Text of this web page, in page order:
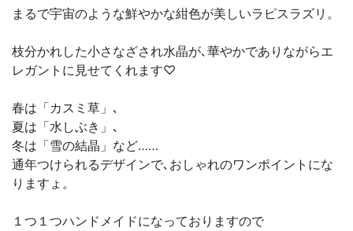
まるで宇宙のような鮮やかな紺色が美しいラピスラズリ。
枝分かれした小さなざされ水晶が､華やかでありながらエ
レガントに見せてくれます♡
春は「カスミ草」､
夏は「水しぶき」､
冬は「雪の結晶」など……
通年つけられるデザインで､おしゃれのワンポイントにな
りますょ。
１つ１つハンドメイドになっておりますので